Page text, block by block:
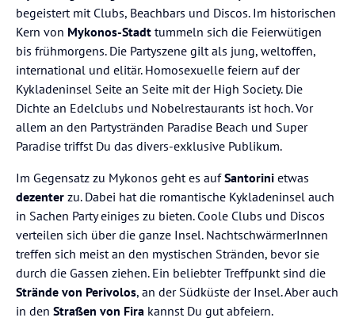
begeistert mit Clubs, Beachbars und Discos. Im historischen
Kern von Mykonos-Stadt tummeln sich die Feierwütigen
bis frühmorgens. Die Partyszene gilt als jung, weltoffen,
international und elitär. Homosexuelle feiern auf der
Kykladeninsel Seite an Seite mit der High Society. Die
Dichte an Edelclubs und Nobelrestaurants ist hoch. Vor
allem an den Partystränden Paradise Beach und Super
Paradise triffst Du das divers-exklusive Publikum.
Im Gegensatz zu Mykonos geht es aufSantorini etwas
dezenter zu. Dabei hat die romantische Kykladeninsel auch
in Sachen Party einiges zu bieten. Coole Clubs und Discos
verteilen sich über die ganze Insel. NachtschwärmerInnen
treffen sich meist an den mystischen Stränden, bevor sie
durch die Gassen ziehen. Ein beliebter Treffpunkt sind die
Strände von Perivolos, an der Südküste der Insel. Aber auch
in den Straßen von Fira kannst Du gut abfeiern.